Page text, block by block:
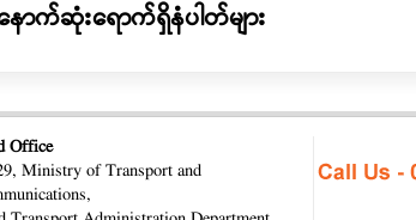
ောက်ဆုံးရောက်ရှိနံပါတ်များ
Office
Ministry of Transport and